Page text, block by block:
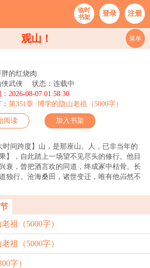
临时
书架
登录 注册
观山！ 菜单
的红烧肉
武侠
状态：连载中
2026-08-07 01:58:30
第351章 :博学的隐山老祖（5000字）
阅读 加入书架
时间跨度】山，是那座山。人，已非当年的
】，自此踏上一场望不见尽头的修行。他目
衰，曾把酒言欢的同道，终成冢中枯骨。长
独行。沧海桑田，诸世变迁，唯有他岿然不
祖（5000字）
祖（5000字）
字）